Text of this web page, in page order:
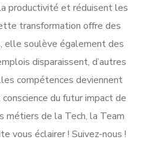
productivité et réduisent les
transformation offre des
elle soulève également des
disparaissent, d’autres
compétences deviennent
du futur impact de
métiers de la Tech, la Team
vous éclairer ! Suivez-nous !